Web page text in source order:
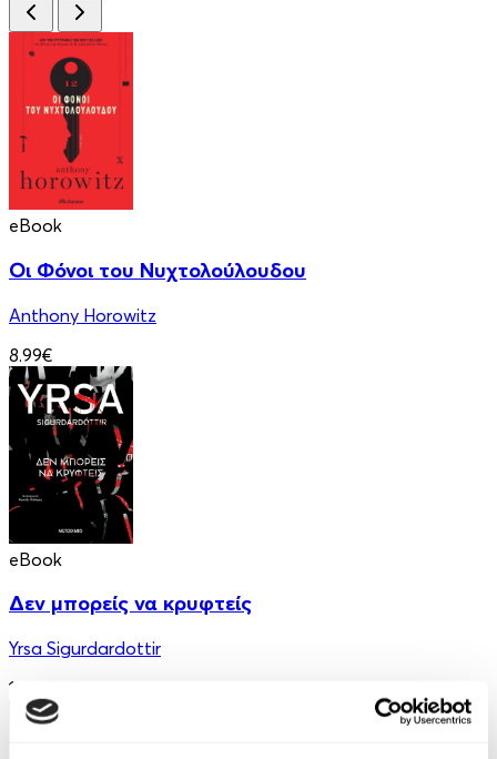
eBook
Οι Φόνοι του Νυχτολούλουδου
Anthony Horowitz
8.99€
eBook
Δεν μπορείς να κρυφτείς
Yrsa Sigurdardottir
12.99€